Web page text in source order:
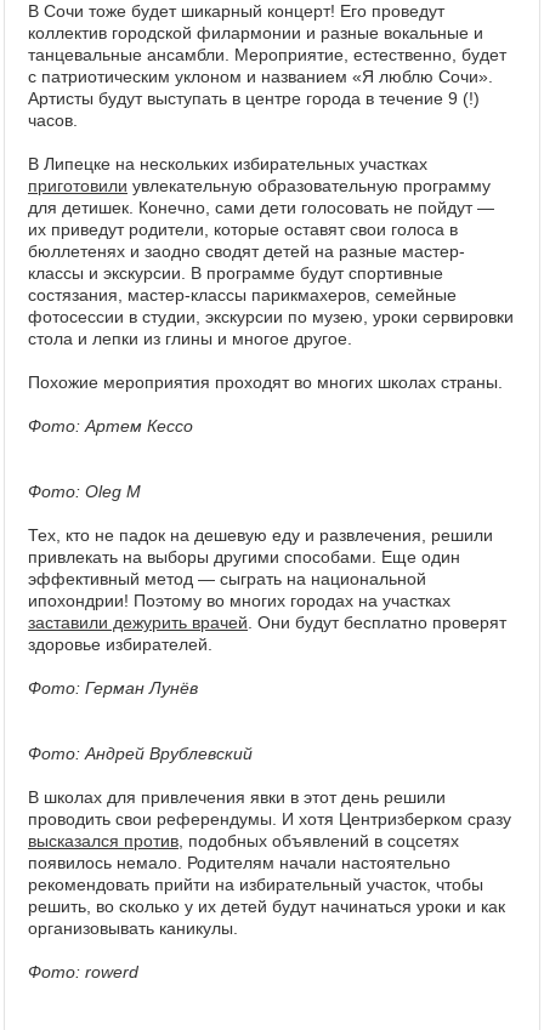
В Сочи тоже будет шикарный концерт! Его проведут
коллектив городской филармонии и разные вокальные и
танцевальные ансамбли. Мероприятие, естественно, будет
с патриотическим уклоном и названием «Я люблю Сочи».
Артисты будут выступать в центре города в течение 9 (!)
часов.
В Липецке на нескольких избирательных участках
приготовили увлекательную образовательную программу
для детишек. Конечно, сами дети голосовать не пойдут —
их приведут родители, которые оставят свои голоса в
бюллетенях и заодно сводят детей на разные мастер-
классы и экскурсии. В программе будут спортивные
состязания, мастер-классы парикмахеров, семейные
фотосессии в студии, экскурсии по музею, уроки сервировки
стола и лепки из глины и многое другое.
Похожие мероприятия проходят во многих школах страны.
Фото: Артем Кессо
Фото: Oleg M
Тех, кто не падок на дешевую еду и развлечения, решили
привлекать на выборы другими способами. Еще один
эффективный метод — сыграть на национальной
ипохондрии! Поэтому во многих городах на участках
заставили дежурить врачей . Они будут бесплатно проверят
здоровье избирателей.
Фото: Герман Лунёв
Фото: Андрей Врублевский
В школах для привлечения явки в этот день решили
проводить свои референдумы. И хотя Центризберком сразу
высказался против , подобных объявлений в соцсетях
появилось немало. Родителям начали настоятельно
рекомендовать прийти на избирательный участок, чтобы
решить, во сколько у их детей будут начинаться уроки и как
организовывать каникулы.
Фото: rowerd